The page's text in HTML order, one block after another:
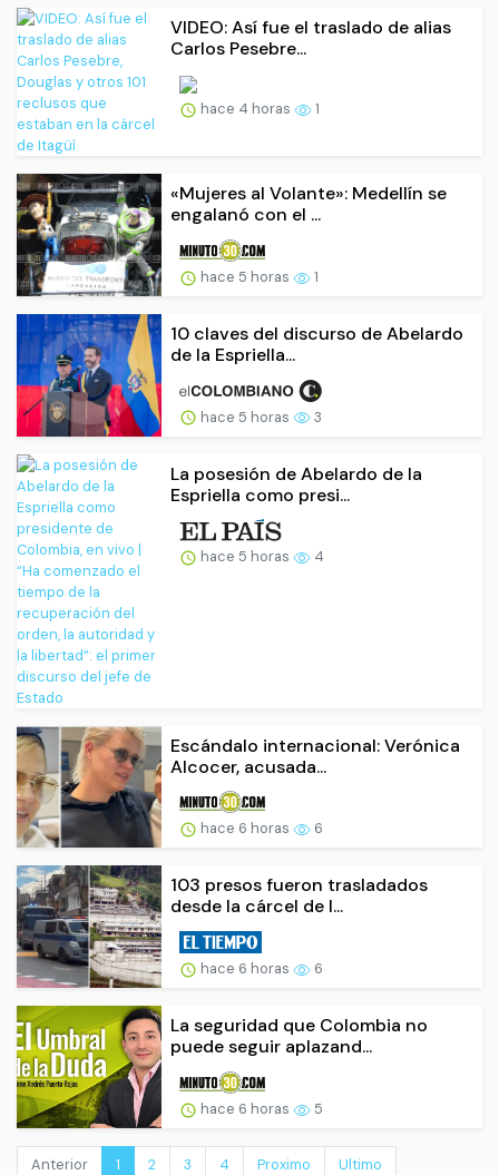
VIDEO: Así fue el traslado de alias
Carlos Pesebre...
hace 4 horas 1
«Mujeres al Volante»: Medellín se
engalanó con el ...
hace 5 horas 1
10 claves del discurso de Abelardo
de la Espriella...
hace 5 horas 3
La posesión de Abelardo de la
Espriella como presi...
hace 5 horas 4
Escándalo internacional: Verónica
Alcocer, acusada...
hace 6 horas 6
103 presos fueron trasladados
desde la cárcel de I...
hace 6 horas 6
La seguridad que Colombia no
puede seguir aplazand...
hace 6 horas 5
Anterior 1 2 3 4 Proximo Ultimo